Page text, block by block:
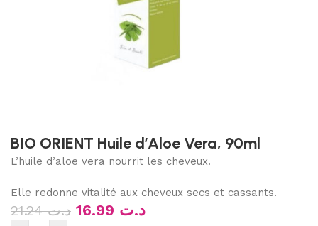
BIO ORIENT Huile d’Aloe Vera, 90ml
L’huile d’aloe vera nourrit les cheveux.
Elle redonne vitalité aux cheveux secs et cassants.
د.ت21.24 د.ت